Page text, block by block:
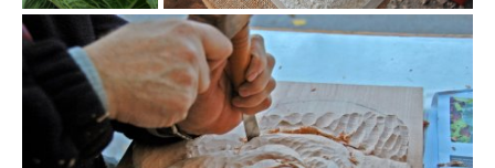
Fira de la col de la Roca del Vallès